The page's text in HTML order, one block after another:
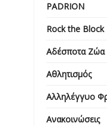
PADRION
Rock the Block
Αδέσποτα Ζώα
Αθλητισμός
Αλληλέγγυο
Ανακοινώσεις